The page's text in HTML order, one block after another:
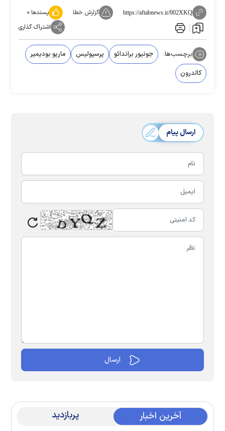
https://aftabnews.ir/002XKQ گزارش خطا پسندها:۰
اشتراک گذاری
برچسب‌ها: جونیور براندائو پرسپولیس
ماریو بودیمیر
کالدرون
ارسال پیام
آخرین اخبار پربازدید